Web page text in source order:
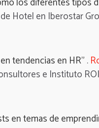
Hotel en Iberostar
tendencias en HR".
e Instituto
en temas de